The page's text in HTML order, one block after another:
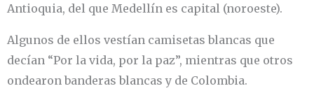
Antioquia, del que Medellín es capital (noroeste).
Algunos de ellos vestían camisetas blancas que
decían “Por la vida, por la paz”, mientras que otros
ondearon banderas blancas y de Colombia.